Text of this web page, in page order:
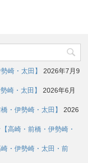
崎・太田】
2026年7月9
崎・太田】
2026年6月
・伊勢崎・太田】
2026
高崎・前橋・伊勢崎・
・伊勢崎・太田・前